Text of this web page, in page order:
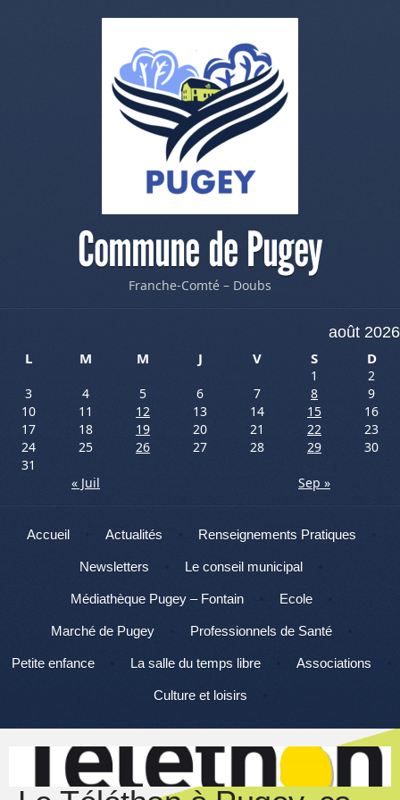
Commune de Pugey
Franche-Comté – Doubs
août 2026
L
M M J V S D
1
2
3
4 5 6 7 8
9
10
11 12 13 14 15
16
17
18 19 20 21 22
23
24
25 26 27 28 29
30
31
« Juil
Sep »
Menu
Aller au contenu
Accueil Actualités Renseignements Pratiques
Newsletters Le conseil municipal
Médiathèque Pugey – Fontain Ecole
Marché de Pugey Professionnels de Santé
Petite enfance La salle du temps libre Associations
Culture et loisirs